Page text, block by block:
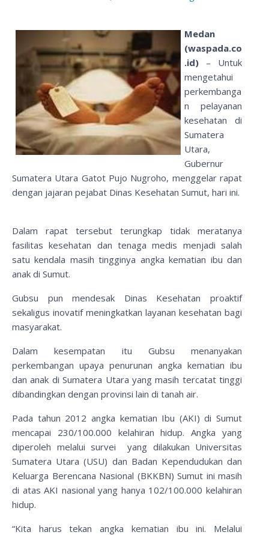
Medan
(waspada.co
.id) – Untuk
mengetahui
perkembanga
n pelayanan
kesehatan di
Sumatera
Utara,
Gubernur
Sumatera Utara Gatot Pujo Nugroho, menggelar rapat
dengan jajaran pejabat Dinas Kesehatan Sumut, hari ini.
Dalam rapat tersebut terungkap tidak meratanya
fasilitas kesehatan dan tenaga medis menjadi salah
satu kendala masih tingginya angka kematian ibu dan
anak di Sumut.
Gubsu pun mendesak Dinas Kesehatan proaktif
sekaligus inovatif meningkatkan layanan kesehatan bagi
masyarakat.
Dalam kesempatan itu Gubsu menanyakan
perkembangan upaya penurunan angka kematian ibu
dan anak di Sumatera Utara yang masih tercatat tinggi
dibandingkan dengan provinsi lain di tanah air.
Pada tahun 2012 angka kematian Ibu (AKI) di Sumut
mencapai 230/100.000 kelahiran hidup. Angka yang
diperoleh melalui survei yang dilakukan Universitas
Sumatera Utara (USU) dan Badan Kependudukan dan
Keluarga Berencana Nasional (BKKBN) Sumut ini masih
di atas AKI nasional yang hanya 102/100.000 kelahiran
hidup.
“Kita harus tekan angka kematian ibu ini. Melalui